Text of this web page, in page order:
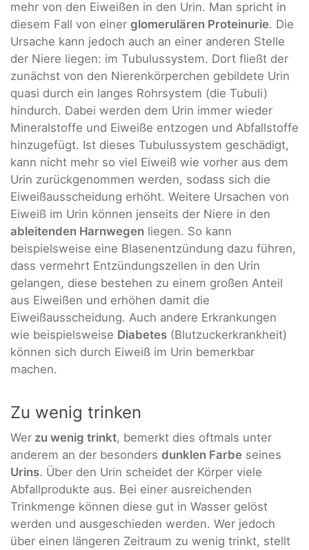
mehr von den Eiweißen in den Urin. Man spricht in
diesem Fall von einer glomerulären Proteinurie. Die
Ursache kann jedoch auch an einer anderen Stelle
der Niere liegen: im Tubulussystem. Dort fließt der
zunächst von den Nierenkörperchen gebildete Urin
quasi durch ein langes Rohrsystem (die Tubuli)
hindurch. Dabei werden dem Urin immer wieder
Mineralstoffe und Eiweiße entzogen und Abfallstoffe
hinzugefügt. Ist dieses Tubulussystem geschädigt,
kann nicht mehr so viel Eiweiß wie vorher aus dem
Urin zurückgenommen werden, sodass sich die
Eiweißausscheidung erhöht. Weitere Ursachen von
Eiweiß im Urin können jenseits der Niere in den
ableitenden Harnwegen liegen. So kann
beispielsweise eine Blasenentzündung dazu führen,
dass vermehrt Entzündungszellen in den Urin
gelangen, diese bestehen zu einem großen Anteil
aus Eiweißen und erhöhen damit die
Eiweißausscheidung. Auch andere Erkrankungen
wie beispielsweise Diabetes (Blutzuckerkrankheit)
können sich durch Eiweiß im Urin bemerkbar
machen.
Zu wenig trinken
Wer zu wenig trinkt, bemerkt dies oftmals unter
anderem an der besonders dunklen Farbe seines
Urins. Über den Urin scheidet der Körper viele
Abfallprodukte aus. Bei einer ausreichenden
Trinkmenge können diese gut in Wasser gelöst
werden und ausgeschieden werden. Wer jedoch
über einen längeren Zeitraum zu wenig trinkt, stellt